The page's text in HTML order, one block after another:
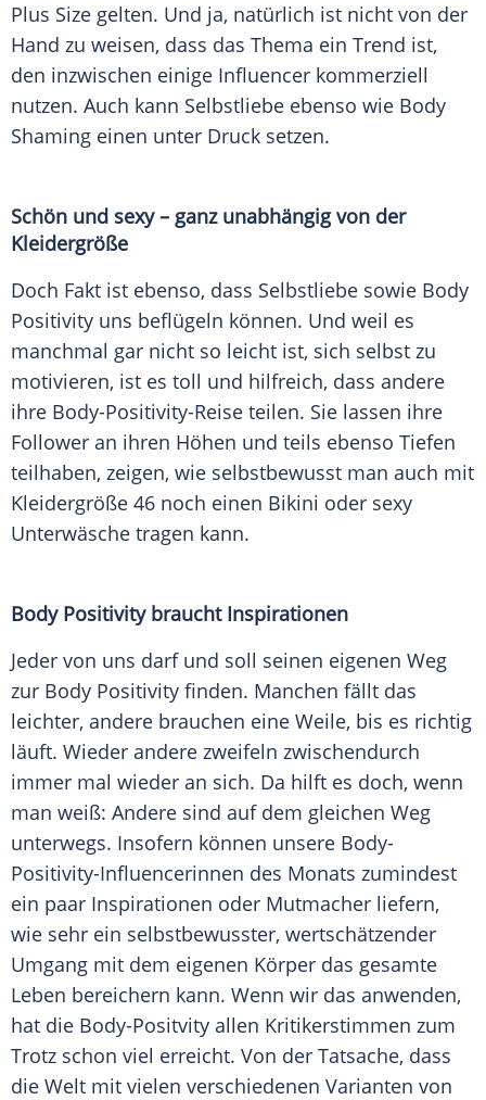
Plus Size gelten. Und ja, natürlich ist nicht von der
Hand zu weisen, dass das Thema ein Trend ist,
den inzwischen einige Influencer kommerziell
nutzen. Auch kann Selbstliebe ebenso wie Body
Shaming einen unter Druck setzen.
Schön und sexy – ganz unabhängig von der
Kleidergröße
Doch Fakt ist ebenso, dass Selbstliebe sowie Body
Positivity uns beflügeln können. Und weil es
manchmal gar nicht so leicht ist, sich selbst zu
motivieren, ist es toll und hilfreich, dass andere
ihre Body-Positivity-Reise teilen. Sie lassen ihre
Follower an ihren Höhen und teils ebenso Tiefen
teilhaben, zeigen, wie selbstbewusst man auch mit
Kleidergröße 46 noch einen Bikini oder sexy
Unterwäsche tragen kann.
Body Positivity braucht Inspirationen
Jeder von uns darf und soll seinen eigenen Weg
zur Body Positivity finden. Manchen fällt das
leichter, andere brauchen eine Weile, bis es richtig
läuft. Wieder andere zweifeln zwischendurch
immer mal wieder an sich. Da hilft es doch, wenn
man weiß: Andere sind auf dem gleichen Weg
unterwegs. Insofern können unsere Body-
Positivity-Influencerinnen des Monats zumindest
ein paar Inspirationen oder Mutmacher liefern,
wie sehr ein selbstbewusster, wertschätzender
Umgang mit dem eigenen Körper das gesamte
Leben bereichern kann. Wenn wir das anwenden,
hat die Body-Positvity allen Kritikerstimmen zum
Trotz schon viel erreicht. Von der Tatsache, dass
die Welt mit vielen verschiedenen Varianten von